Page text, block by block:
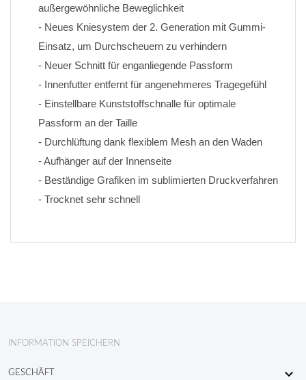
außergewöhnliche Beweglichkeit
- Neues Kniesystem der 2. Generation mit Gummi-
Einsatz, um Durchscheuern zu verhindern
- Neuer Schnitt für enganliegende Passform
- Innenfutter entfernt für angenehmeres Tragegefühl
- Einstellbare Kunststoffschnalle für optimale
Passform an der Taille
- Durchlüftung dank flexiblem Mesh an den Waden
- Aufhänger auf der Innenseite
- Trocknet sehr schnell
INFORMATION SPEICHERN
GESCHÄFT 